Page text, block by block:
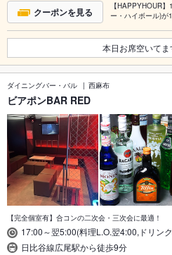
クーポンを見る
【HAPPYHOUR
ー・ハイボール)が
本日お席空いてま
ダイニングバー・バル 西麻布
ビアポンBAR RED
【完全個室有】合コンの二次会・三次会に最適！
17:00～翌5:00(料理L.O.翌4:00,ドリン
日比谷線広尾駅から徒歩9分